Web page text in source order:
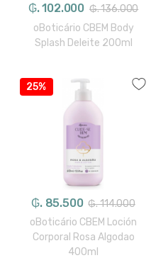
₲. 102.000 ₲. 136.000
oBoticário CBEM Body
Splash Deleite 200ml
25%
₲. 85.500 ₲. 114.000
oBoticário CBEM Loción
Corporal Rosa Algodao
400ml